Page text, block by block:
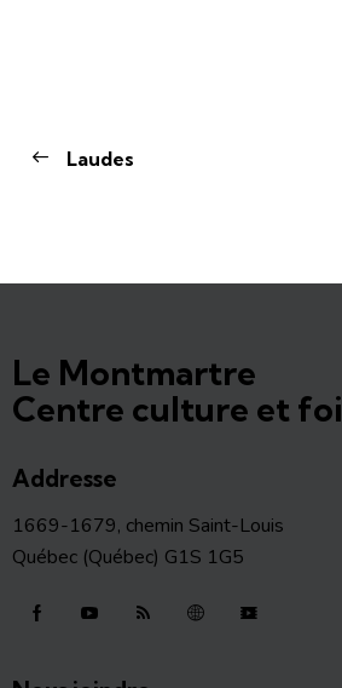
Laudes
Le Montmartre
Centre culture et foi
Addresse
1669-1679, chemin Saint-Louis
Québec (Québec) G1S 1G5